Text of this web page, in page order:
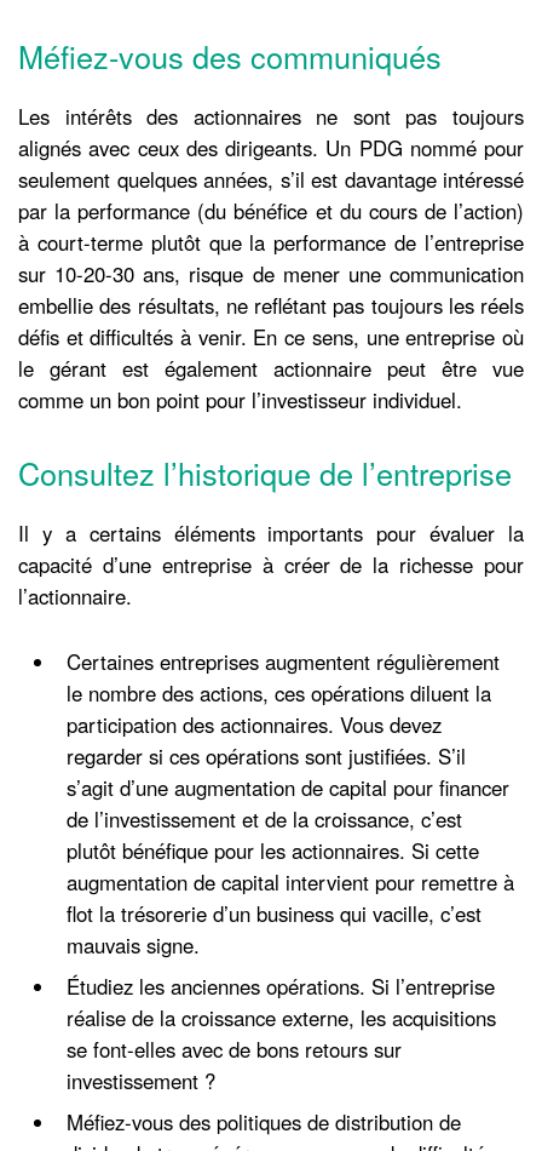
Méfiez-vous des communiqués
Les intérêts des actionnaires ne sont pas toujours
alignés avec ceux des dirigeants. Un PDG nommé pour
seulement quelques années, s’il est davantage intéressé
par la performance (du bénéfice et du cours de l’action)
à court-terme plutôt que la performance de l’entreprise
sur 10-20-30 ans, risque de mener une communication
embellie des résultats, ne reflétant pas toujours les réels
défis et difficultés à venir. En ce sens, une entreprise où
le gérant est également actionnaire peut être vue
comme un bon point pour l’investisseur individuel.
Consultez l’historique de l’entreprise
Il y a certains éléments importants pour évaluer la
capacité d’une entreprise à créer de la richesse pour
l’actionnaire.
Certaines entreprises augmentent régulièrement
le nombre des actions, ces opérations diluent la
participation des actionnaires. Vous devez
regarder si ces opérations sont justifiées. S’il
s’agit d’une augmentation de capital pour financer
de l’investissement et de la croissance, c’est
plutôt bénéfique pour les actionnaires. Si cette
augmentation de capital intervient pour remettre à
flot la trésorerie d’un business qui vacille, c’est
mauvais signe.
Étudiez les anciennes opérations. Si l’entreprise
réalise de la croissance externe, les acquisitions
se font-elles avec de bons retours sur
investissement ?
Méfiez-vous des politiques de distribution de